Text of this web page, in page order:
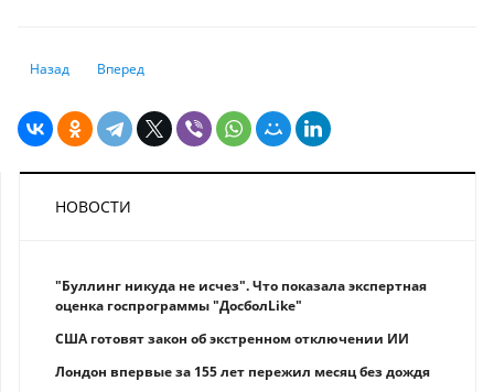
Предыдущий: Ураган Милтон: cтраховой сектор готовится к
Назад Следующий: Золотой запас России достиг нового
Вперед
НОВОСТИ
"Буллинг никуда не исчез". Что показала экспертная
оценка госпрограммы "ДосболLike"
США готовят закон об экстренном отключении ИИ
Лондон впервые за 155 лет пережил месяц без дождя